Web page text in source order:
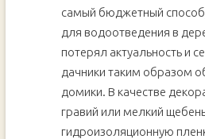
самый бюджетный
для водоотведения в
потерял актуальность и
дачники таким образом
домики. В качестве
гравий или мелкий
гидроизоляционную